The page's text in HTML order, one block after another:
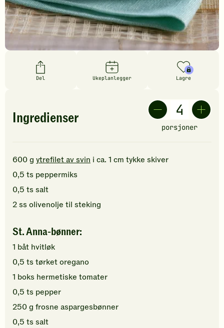
Del Ukeplanlegger Lagre
Ingredienser
porsjoner
600g ytrefilet av svin i ca. 1 cm tykke skiver
0,5 ts peppermiks
0,5 ts salt
2ss olivenolje til steking
St. Anna-bønner:
1 båt hvitløk
0,5 ts tørket oregano
1 boks hermetiske tomater
0,5 ts pepper
250g frosne aspargesbønner
0,5 ts salt